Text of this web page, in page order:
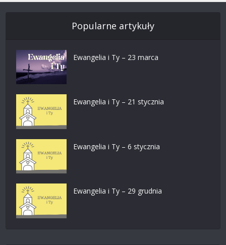
Popularne artykuły
Ewangelia i Ty – 23 marca
Ewangelia i Ty – 21 stycznia
Ewangelia i Ty – 6 stycznia
Ewangelia i Ty – 29 grudnia